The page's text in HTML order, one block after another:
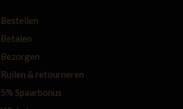
Bestellen
Betalen
Bezorgen
Ruilen & retourneren
5% Spaarbonus